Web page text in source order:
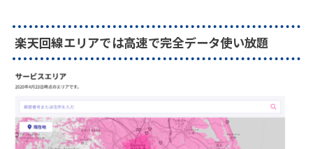
楽天回線エリアでは高速で完全データ使い放題